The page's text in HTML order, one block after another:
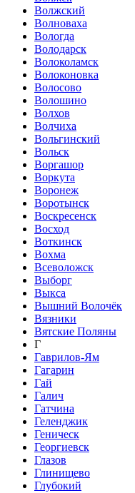
Волжский
Волноваха
Вологда
Володарск
Волоколамск
Волоконовка
Волосово
Волошино
Волхов
Волчиха
Вольгинский
Вольск
Воргашор
Воркута
Воронеж
Воротынск
Воскресенск
Восход
Воткинск
Вохма
Всеволожск
Выборг
Выкса
Вышний Волочёк
Вязники
Вятские Поляны
Г
Гаврилов-Ям
Гагарин
Гай
Галич
Гатчина
Геленджик
Геническ
Георгиевск
Глазов
Глинищево
Глубокий